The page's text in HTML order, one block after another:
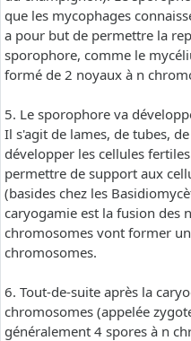
que les mycophages
a pour but de permettre la
sporophore, comme le
formé de 2 noyaux à n
5. Le sporophore va
Il s'agit de lames, de tubes,
développer les cellules
permettre de support aux
(basides chez les
caryogamie est la fusion des
chromosomes vont former
chromosomes.
6. Tout-de-suite après la
chromosomes (appelée
généralement 4 spores à n